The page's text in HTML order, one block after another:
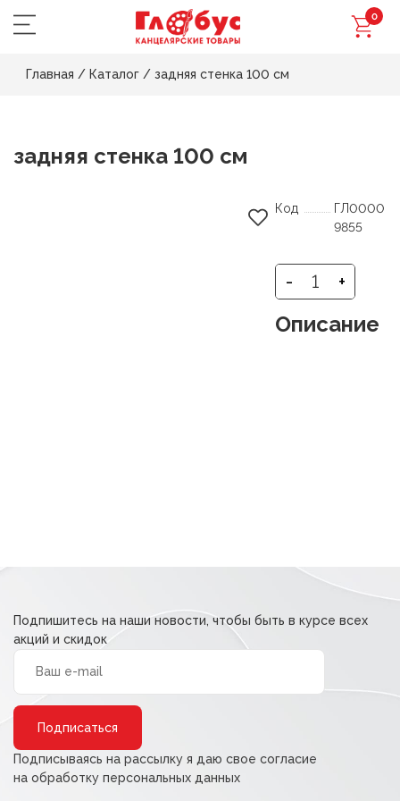
0
Главная / Каталог / задняя стенка 100 см
задняя стенка 100 см
Код
ГЛ0000
9855
- +
Описание
Подпишитесь на наши новости, чтобы быть в курсе всех
акций и скидок
Подписываясь на рассылку я даю свое согласие
на обработку персональных данных